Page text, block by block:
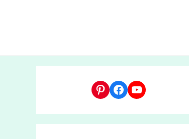
يوتيوب فيسبوكبينتريست